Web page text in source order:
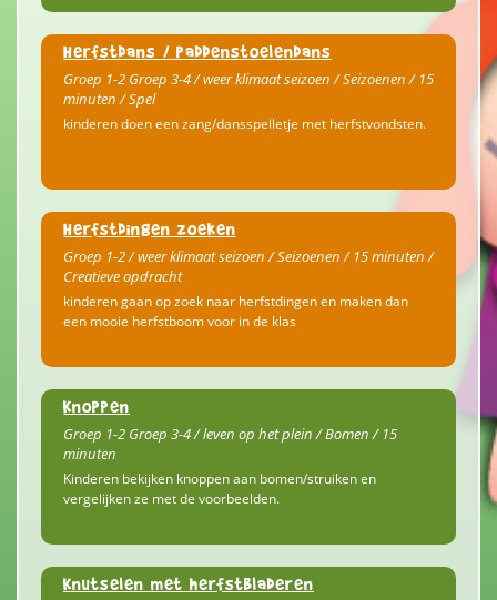
Herfstdans / paddenstoelendans
Groep 1-2 Groep 3-4 / weer klimaat seizoen / Seizoenen / 15
minuten / Spel
kinderen doen een zang/dansspelletje met herfstvondsten.
Herfstdingen zoeken
Groep 1-2 / weer klimaat seizoen / Seizoenen / 15 minuten /
Creatieve opdracht
kinderen gaan op zoek naar herfstdingen en maken dan
een mooie herfstboom voor in de klas
Knoppen
Groep 1-2 Groep 3-4 / leven op het plein / Bomen / 15
minuten
Kinderen bekijken knoppen aan bomen/struiken en
vergelijken ze met de voorbeelden.
Knutselen met herfstbladeren